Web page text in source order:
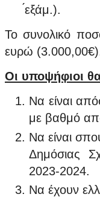
́εξάμ.).
Το συνολικό
ευρώ
Οι υποψήφιοι
Να είναι
με βαθμό
Να είναι
Δημόσιας
2023-2024.
Να έχουν